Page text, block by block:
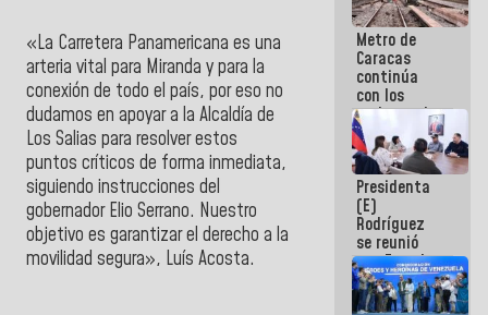
«La Carretera Panamericana es una
arteria vital para Miranda y para la
conexión de todo el país, por eso no
dudamos en apoyar a la Alcaldía de
Los Salias para resolver estos
puntos críticos de forma inmediata,
siguiendo instrucciones del
gobernador Elio Serrano. Nuestro
objetivo es garantizar el derecho a la
movilidad segura», Luís Acosta.
Metro de
Caracas
continúa
con los
trabajos de
mantenimiento
e inspección
en la Línea 2
Presidenta
(E)
Rodríguez
se reunió
con Estado
Mayor
Eléctrico